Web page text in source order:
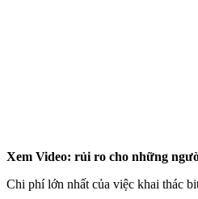
Xem Video: rủi ro cho những
Chi phí lớn nhất của việc khai thác